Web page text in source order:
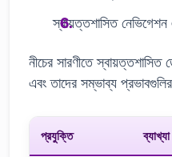
স্বায়ত্তশাসিত
নীচের সারণীতে
এবং তাদের সম্ভাব্য
প্রযুক্তি ব্যাখ্যা